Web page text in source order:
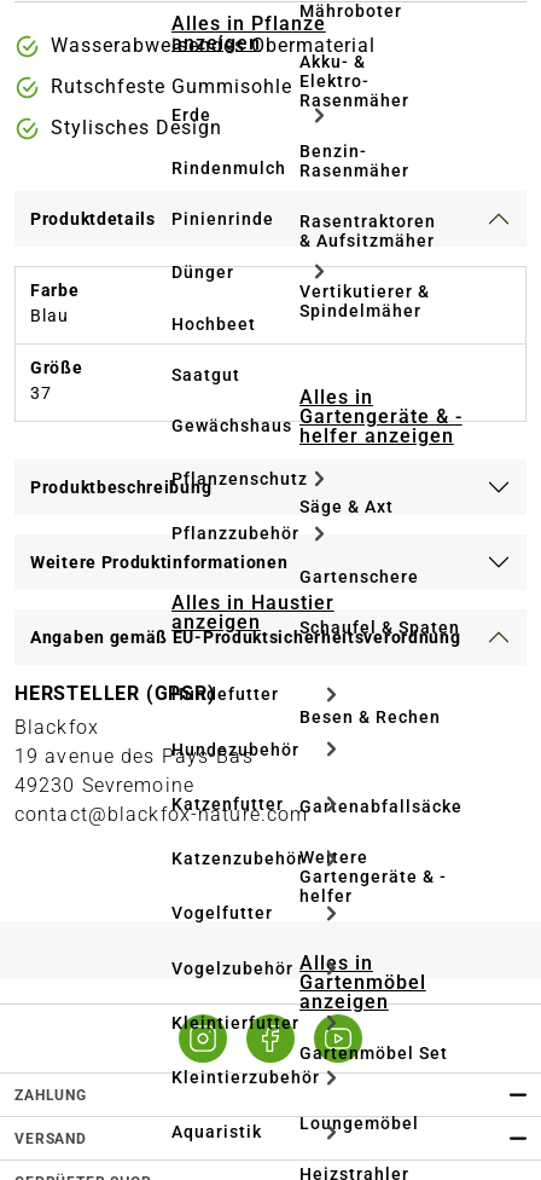
Alles in Pflanze
anzeigen
Erde
Rindenmulch
Pinienrinde
Dünger
Hochbeet
Saatgut
Gewächshaus
Pflanzenschutz
Pflanzzubehör
Alles in Haustier
anzeigen
Hundefutter
Hundezubehör
Katzenfutter
Katzenzubehör
Vogelfutter
Vogelzubehör
Kleintierfutter
Kleintierzubehör
Aquaristik
Mähroboter
Akku- &
Elektro-
Rasenmäher
Benzin-
Rasenmäher
Rasentraktoren
& Aufsitzmäher
Vertikutierer &
Spindelmäher
Alles in
Gartengeräte & -
helfer anzeigen
Säge & Axt
Gartenschere
Schaufel & Spaten
Besen & Rechen
Gartenabfallsäcke
Weitere
Gartengeräte & -
helfer
Alles in
Gartenmöbel
anzeigen
Gartenmöbel Set
Loungemöbel
Heizstrahler
Wasserabweisendes Obermaterial
Rutschfeste Gummisohle
Stylisches Design
Produktdetails
Farbe
Blau
Größe
37
Produktbeschreibung
Weitere Produktinformationen
Angaben gemäß EU-Produktsicherheitsverordnung
HERSTELLER (GPSR)
Blackfox
19 avenue des Pays-Bas
49230 Sevremoine
contact@blackfox-nature.com
ZAHLUNG
VERSAND